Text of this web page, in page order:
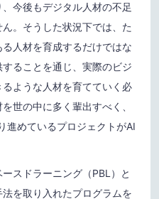
今後もデジタル人材の不足
。そうした状況下では、た
人材を育成するだけではな
ることを通じ、実際のビジ
ような人材を育てていく必
世の中に多く輩出すべく、
進めているプロジェクトがAI
スドラーニング（PBL）と
を取り入れたプログラムを